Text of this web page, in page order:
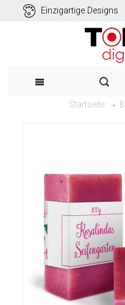
Einzigartige Designs
Startseite